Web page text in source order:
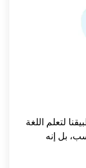
لتعلم اللغة
بل إنه